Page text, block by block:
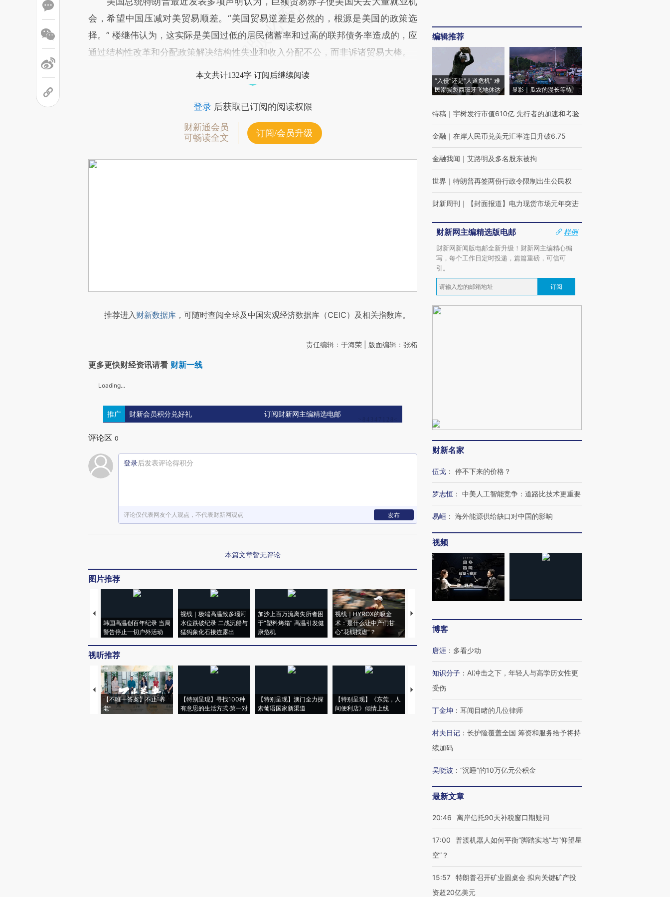
会，希望中国压减对美贸易顺差。“美国贸易逆差是必然的，根源是美国的政策选
择。” 楼继伟认为，这实际是美国过低的居民储蓄率和过高的联邦债务率造成的，应
通过结构性改革和分配政策解决结构性失业和收入分配不公，而非诉诸贸易大棒。
本文共计1324字 订阅后继续阅读
登录后获取已订阅的阅读权限
财新通会员
可畅读全文
订阅/会员升级
推荐进入财新数据库 ，可随时查阅全球及中国宏观经济数据库（CEIC）及相关指数库。
责任编辑：于海荣 | 版面编辑：张柘
更多更快财经资讯请看 财新一线
Loading...
推广 财新会员积分兑好礼 订阅财新网主编精选电邮
评论区 0
登录后发表评论得积分
评论仅代表网友个人观点，不代表财新网观点 发布
本篇文章暂无评论
图片推荐
韩国高温创百年纪录 当局
警告停止一切户外活动
视线｜极端高温致多瑙河
水位跌破纪录 二战沉船与
猛犸象化石接连露出
加沙上百万流离失所者困
于“塑料烤箱” 高温引发健
康危机
视线｜HYROX的吸金
术：是什么让中产们甘
心“花钱找虐”？
马航飞行员跨国走私7万
粒摇头丸 尿检体内含3种
视听推荐
【不唯一答案】不止“养
老”
【特别呈现】寻找100种
有意思的生活方式·第一对
【特别呈现】澳门全力探
索葡语国家新渠道
【特别呈现】《东莞，人
间便利店》倾情上线
【推广】走进第四届链博
会，让数智科技“链”接产
【特别呈现】寻找100种
有意思的生活方式·第三对
CFO：不靠规模取胜，华
编辑推荐
“入侵”还是“人道危机” 难
民潮撕裂西班牙飞地休达
显影｜瓜农的漫长等待
特稿 ｜ 宇树发行市值610亿 先行者的加速和考验
金融 ｜ 在岸人民币兑美元汇率连日升破6.75
金融我闻 ｜ 艾路明及多名股东被拘
世界 ｜ 特朗普再签两份行政令限制出生公民权
财新周刊 ｜ 【封面报道】电力现货市场元年突进
财新网主编精选版电邮
样例
财新网新闻版电邮全新升级！财新网主编精心编
写，每个工作日定时投递，篇篇重磅，可信可
引。
订阅
财新名家
伍戈 ： 停不下来的价格？
罗志恒 ： 中美人工智能竞争：道路比技术更重要
易峘 ： 海外能源供给缺口对中国的影响
视频
博客
唐涯 ： 多看少动
知识分子 ： AI冲击之下，年轻人与高学历女性更
受伤
丁金坤 ： 耳闻目睹的几位律师
村夫日记 ： 长护险覆盖全国 筹资和服务给予将持
续加码
吴晓波 ： “沉睡”的10万亿元公积金
最新文章
20:46 离岸信托90天补税窗口期疑问
17:00
普渡机器人如何平衡“脚踏实地”与“仰望星
空”？
15:57 特朗普召开矿业圆桌会 拟向关键矿产投
资超20亿美元